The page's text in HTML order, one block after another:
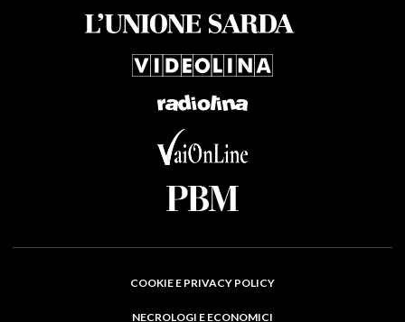
COOKIE E PRIVACY POLICY
NECROLOGI E ECONOMICI